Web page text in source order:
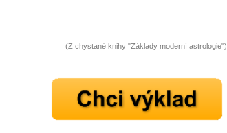
(Z chystané knihy "Základy moderní astrologie")